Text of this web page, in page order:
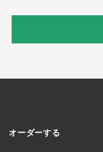
オーダーする